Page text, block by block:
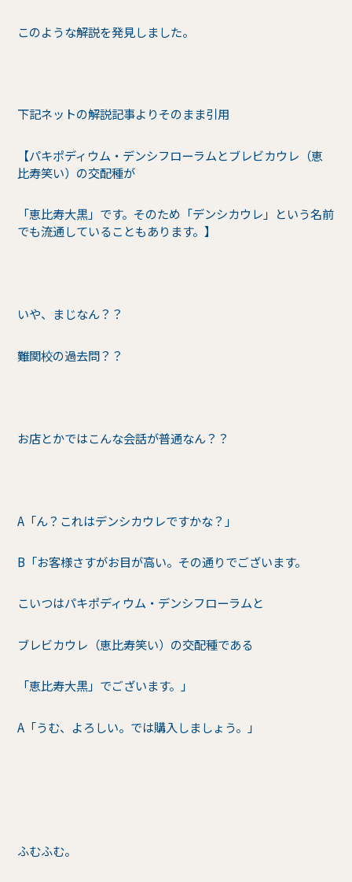
このような解説を発見しました。
下記ネットの解説記事よりそのまま引用
【パキポディウム・デンシフローラムとブレビカウレ（恵
比寿笑い）の交配種が
「恵比寿大黒」です。そのため「デンシカウレ」という名前
でも流通していることもあります。】
いや、まじなん？？
難関校の過去問？？
お店とかではこんな会話が普通なん？？
A「ん？これはデンシカウレですかな？」
B「お客様さすがお目が高い。その通りでございます。
こいつはパキポディウム・デンシフローラムと
ブレビカウレ（恵比寿笑い）の交配種である
「恵比寿大黒」でございます。」
A「うむ、よろしい。では購入しましょう。」
ふむふむ。